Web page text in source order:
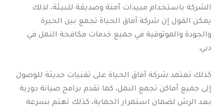
الشركة باستخدام مبيدات آمنة وصديقة للبيئة، لذلك
يمكن القول إن شركة آفاق الحياة تجمع بين الخبرة
والجودة والموثوقية في جميع خدمات مكافحة النمل في
دبي.
كذلك تعتمد شركة آفاق الحياة على تقنيات حديثة للوصول
إلى جميع أماكن تجمع النمل، كما تقدم برامج صيانة دورية
بعد الرش لضمان استمرار الحماية، كذلك تهتم بسرعة